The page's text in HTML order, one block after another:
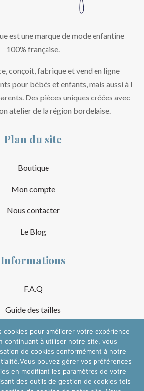
est une marque de mode enfantine
100% française.
conçoit, fabrique et vend en ligne
pour bébés et enfants, mais aussi à l
Des pièces uniques créées avec
atelier de la région bordelaise.
Plan du site
Boutique
Mon compte
Nous contacter
Le Blog
Informations
F.A.Q
Guide des tailles
Mentions Légales
Générales de Vente
sur les réseaux
cookies pour améliorer votre expérience
continuant à utiliser notre site, vous
de cookies conformément à notre
pouvez gérer vos préférences
en modifiant les paramètres de votre
des outils de gestion de cookies tels